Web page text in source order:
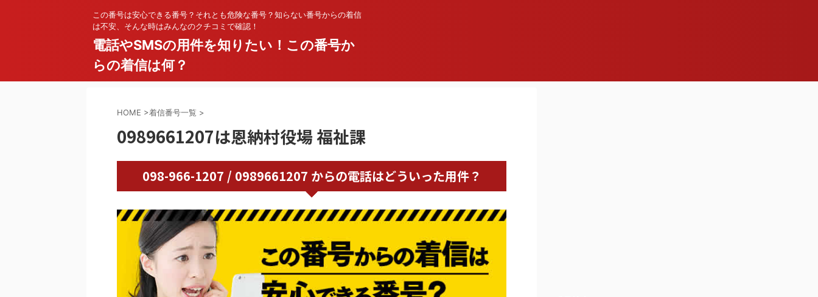
この番号は安心できる番号？それとも危険な番号？知らない番号からの着信
は不安、そんな時はみんなのクチコミで確認！
電話やSMSの用件を知りたい！この番号か
らの着信は何？
HOME >着信番号一覧 >
0989661207は恩納村役場 福祉課
098-966-1207 / 0989661207 からの電話はどういった用件？